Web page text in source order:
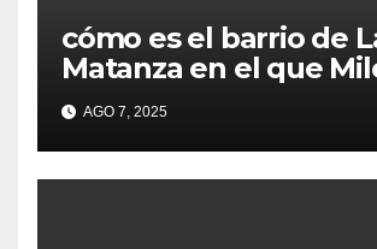
cómo es el barrio de
Matanza en el que
sacó la foto de
de campaña en
Buenos Aires
AGO 7, 2025